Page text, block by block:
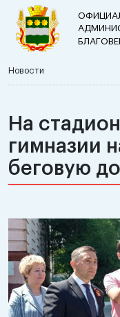
Новости
На
гимназии
беговую